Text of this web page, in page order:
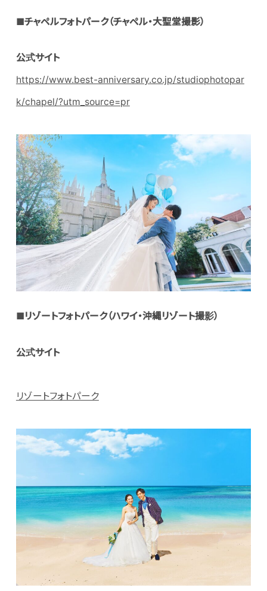
■チャペルフォトパーク（チャペル・大聖堂撮影）
公式サイト
https://www.best-anniversary.co.jp/studiophotopar
k/chapel/?utm_source=pr
■リゾートフォトパーク（ハワイ・沖縄リゾート撮影）
公式サイト
リゾートフォトパーク